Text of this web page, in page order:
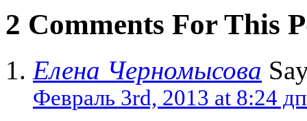
2 Comments For This
Елена Черномысова
Февраль 3rd, 2013 at 8:24 дп